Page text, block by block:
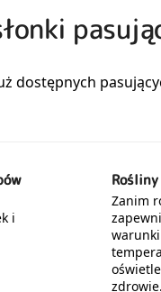
i
Zanim
warunki
zdrowie.